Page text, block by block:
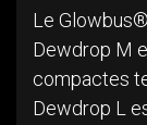
Le
Dewdrop M
compactes
Dewdrop L